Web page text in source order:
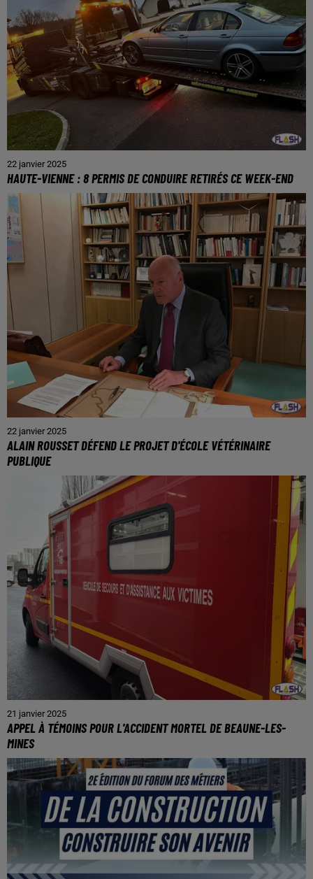
22 janvier 2025
HAUTE-VIENNE : 8 PERMIS DE CONDUIRE RETIRÉS CE WEEK-END
22 janvier 2025
ALAIN ROUSSET DÉFEND LE PROJET D'ÉCOLE VÉTÉRINAIRE
PUBLIQUE
21 janvier 2025
APPEL À TÉMOINS POUR L'ACCIDENT MORTEL DE BEAUNE-LES-
MINES